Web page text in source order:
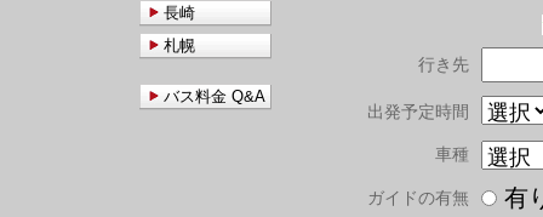
行き先
出発予定時間
車種
ガイドの有無
長崎
札幌
バス料金 Q&A